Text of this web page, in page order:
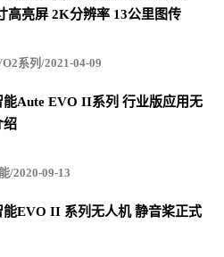
高亮屏 2K分辨率 13公里图传
系列/2021-04-09
能Aute EVO II系列 行业版应用无
绍
/2020-09-13
能EVO II 系列无人机 静音桨正式